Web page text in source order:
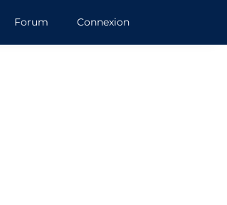
Forum Connexion